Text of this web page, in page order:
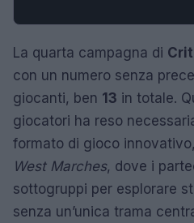
La quarta campagna di
con un numero senza
giocanti, ben 13 in totale.
giocatori ha reso
formato di gioco
West Marches, dove i
sottogruppi per esplorare
senza un’unica trama